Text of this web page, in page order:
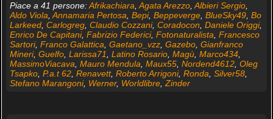
Piace a 41 persone:Afrikachiara Agata Arezzo, Albieri Sergio,
Aldo Viola Annamaria Pertosa Bepi, Beppeverge, BlueSky49, Bo
Larkeed, Carlogreg, Claudio Cozzani, Coradocon Daniele Origgi,
Enrico De Capitani, Fabrizio Federici, Fotonaturalista Francesco
Sartori, Franco Galattica Gaetano_vzz, Gazebo, Gianfranco
Mineri, Guelfo, Larissa71 Latino Rosario, Magù, Marco434,
MassimoViacava Mauro Mendula Maux55, Nordend4612, Oleg
Tsapko, P.a.t 62, Renavett, Roberto Arrigoni, Ronda Silver58,
Stefano Marangoni, Werner, Worldlibre, Zinder